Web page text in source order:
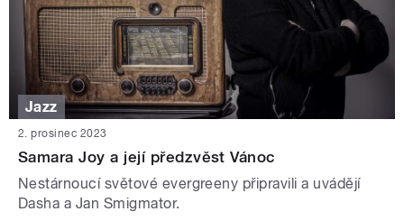
Jazz
2. prosinec 2023
Samara Joy a její předzvěst Vánoc
Nestárnoucí světové evergreeny připravili a uvádějí
Dasha a Jan Smigmator.